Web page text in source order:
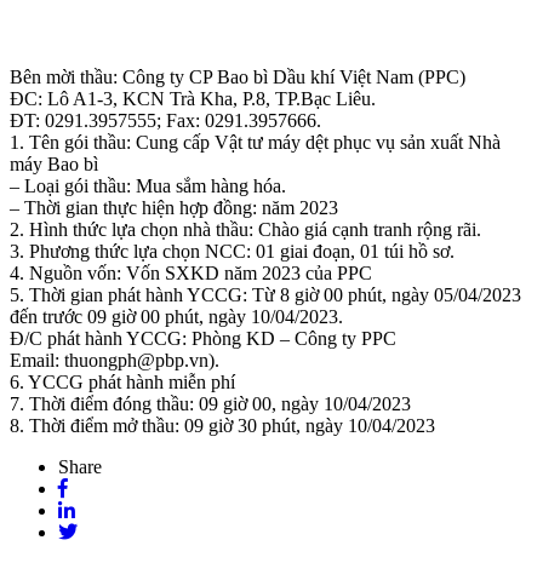
Bên mời thầu: Công ty CP Bao bì Dầu khí Việt Nam (PPC)
ĐC: Lô A1-3, KCN Trà Kha, P.8, TP.Bạc Liêu.
ĐT: 0291.3957555; Fax: 0291.3957666.
1. Tên gói thầu: Cung cấp Vật tư máy dệt phục vụ sản xuất Nhà
máy Bao bì
– Loại gói thầu: Mua sắm hàng hóa.
– Thời gian thực hiện hợp đồng: năm 2023
2. Hình thức lựa chọn nhà thầu: Chào giá cạnh tranh rộng rãi.
3. Phương thức lựa chọn NCC: 01 giai đoạn, 01 túi hồ sơ.
4. Nguồn vốn: Vốn SXKD năm 2023 của PPC
5. Thời gian phát hành YCCG: Từ 8 giờ 00 phút, ngày 05/04/2023
đến trước 09 giờ 00 phút, ngày 10/04/2023.
Đ/C phát hành YCCG: Phòng KD – Công ty PPC
Email: thuongph@pbp.vn).
6. YCCG phát hành miễn phí
7. Thời điểm đóng thầu: 09 giờ 00, ngày 10/04/2023
8. Thời điểm mở thầu: 09 giờ 30 phút, ngày 10/04/2023
Share